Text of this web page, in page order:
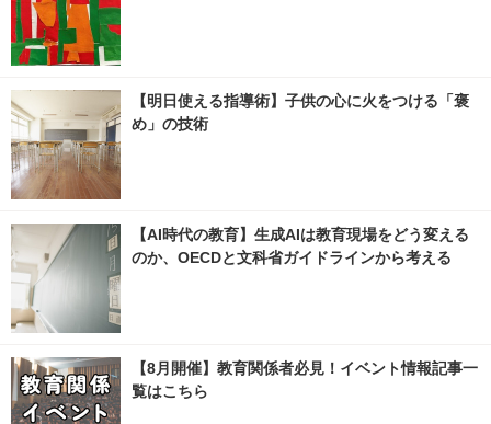
【明日使える指導術】子供の心に火をつける「褒
め」の技術
【AI時代の教育】生成AIは教育現場をどう変える
のか、OECDと文科省ガイドラインから考える
【8月開催】教育関係者必見！イベント情報記事一
覧はこちら